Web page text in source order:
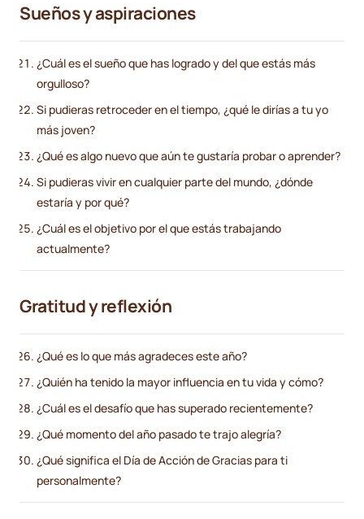
Sueños y aspiraciones
¿Cuál es el sueño que has logrado y del que estás más
orgulloso?
Si pudieras retroceder en el tiempo, ¿qué le dirías a tu yo
más joven?
¿Qué es algo nuevo que aún te gustaría probar o aprender?
Si pudieras vivir en cualquier parte del mundo, ¿dónde
estaría y por qué?
¿Cuál es el objetivo por el que estás trabajando
actualmente?
Gratitud y reflexión
¿Qué es lo que más agradeces este año?
¿Quién ha tenido la mayor influencia en tu vida y cómo?
¿Cuál es el desafío que has superado recientemente?
¿Qué momento del año pasado te trajo alegría?
¿Qué significa el Día de Acción de Gracias para ti
personalmente?